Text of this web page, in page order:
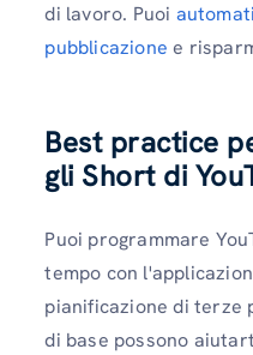
di lavoro. Puoi
pubblicazione e
Best practice
gli Short di
Puoi programmare
tempo con
pianificazione di terze
di base possono